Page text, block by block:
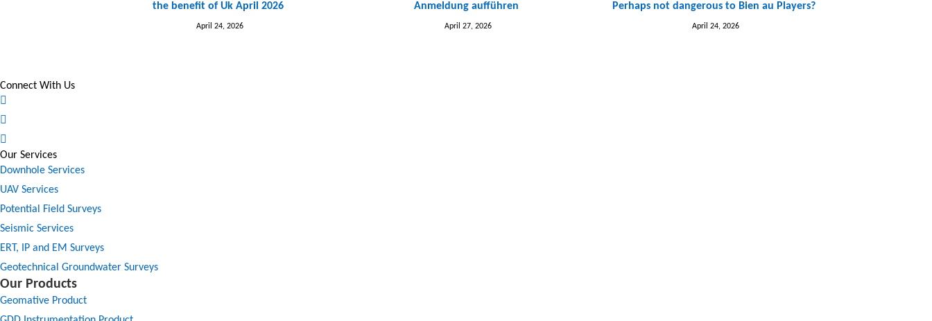
the benefit of Uk April 2026
April 24, 2026
Anmeldung aufführen
April 27, 2026
Perhaps not dangerous to Bien au Players?
April 24, 2026
Connect With Us
Our Services
Downhole Services
UAV Services
Potential Field Surveys
Seismic Services
ERT, IP and EM Surveys
Geotechnical Groundwater Surveys
Our Products
Geomative Product